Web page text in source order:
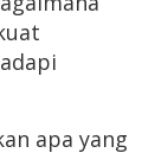
apa yang